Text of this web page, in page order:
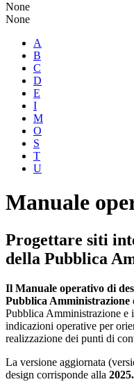
None
None
A
B
C
D
E
I
M
O
S
T
U
Manuale
Progettare siti
della Pubblica
Il Manuale operativo di
Pubblica Amministrazione
Pubblica Amministrazione
indicazioni operative per
realizzazione dei punti di
La versione aggiornata
design corrisponde alla